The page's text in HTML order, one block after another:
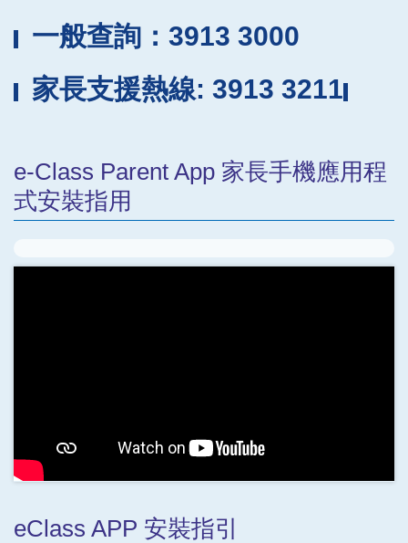
一般查詢：3913 3000
家長支援熱線: 3913 3211
e-Class Parent App 家長手機應用程
式安裝指用
eClass APP 安裝指引